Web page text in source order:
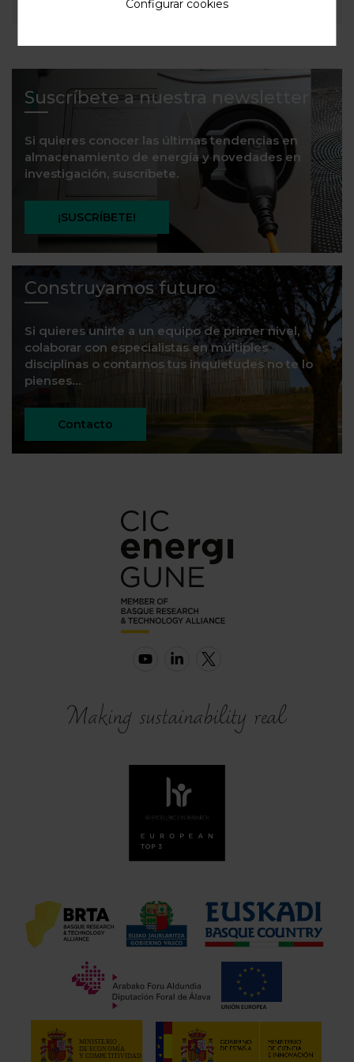
Suscríbete a nuestra newsletter
Si quieres conocer las últimas tendencias en
almacenamiento de energía y novedades en
investigación, suscríbete.
¡SUSCRÍBETE!
Construyamos futuro
Si quieres unirte a un equipo de primer nivel,
colaborar con especialistas en múltiples
disciplinas o contarnos tus inquietudes no te lo
pienses…
Contacto
Configurar cookies